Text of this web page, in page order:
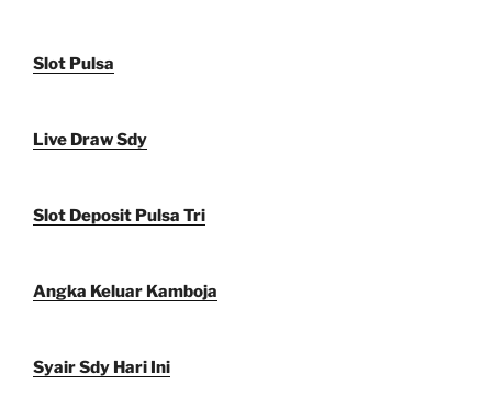
Slot Pulsa
Live Draw Sdy
Slot Deposit Pulsa Tri
Angka Keluar Kamboja
Syair Sdy Hari Ini